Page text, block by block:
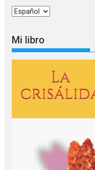
Elegir
idioma
Mi libro